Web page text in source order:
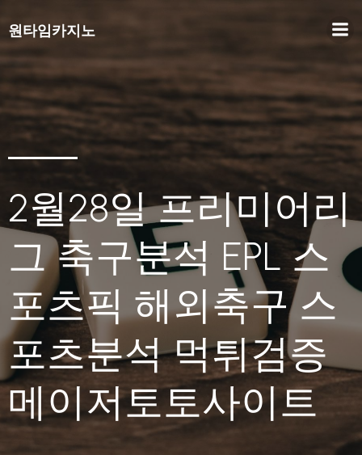
원타임카지노
2월28일 프리미어리
그 축구분석 EPL 스
포츠픽 해외축구 스
포츠분석 먹튀검증
메이저토토사이트